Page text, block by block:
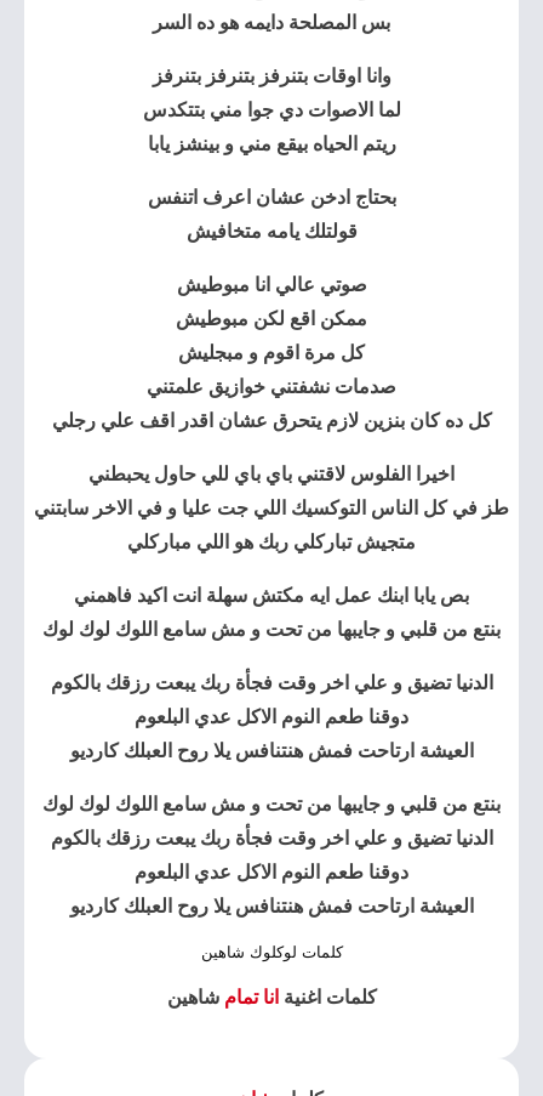
بس المصلحة دايمه هو ده السر
وانا اوقات بتنرفز بتنرفز بتنرفز
لما الاصوات دي جوا مني بتتكدس
ريتم الحياه بيقع مني و بينشز يابا
بحتاج ادخن عشان اعرف اتنفس
قولتلك يامه متخافيش
صوتي عالي انا مبوطيش
ممكن اقع لكن مبوطيش
كل مرة اقوم و مبجليش
صدمات نشفتني خوازيق علمتني
كل ده كان بنزين لازم يتحرق عشان اقدر اقف علي رجلي
اخيرا الفلوس لاقتني باي باي للي حاول يحبطني
طز في كل الناس التوكسيك اللي جت عليا و في الاخر سابتني
متجيش تباركلي ربك هو اللي مباركلي
بص يابا ابنك عمل ايه مكتش سهلة انت اكيد فاهمني
بنتع من قلبي و جايبها من تحت و مش سامع اللوك لوك لوك
الدنيا تضيق و علي اخر وقت فجأة ربك يبعت رزقك بالكوم
دوقنا طعم النوم الاكل عدي البلعوم
العيشة ارتاحت فمش هنتنافس يلا روح العبلك كارديو
بنتع من قلبي و جايبها من تحت و مش سامع اللوك لوك لوك
الدنيا تضيق و علي اخر وقت فجأة ربك يبعت رزقك بالكوم
دوقنا طعم النوم الاكل عدي البلعوم
العيشة ارتاحت فمش هنتنافس يلا روح العبلك كارديو
كلمات لوكلوك شاهين
كلمات اغنية انا تمام شاهين